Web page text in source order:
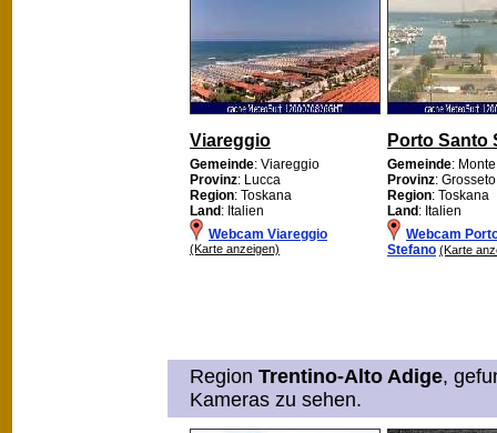
Viareggio
Gemeinde: Viareggio
Provinz: Lucca
Region: Toskana
Land: Italien
Webcam Viareggio
(Karte anzeigen)
Porto Santo
Gemeinde:
Provinz: Grosseto
Region: Toskana
Land: Italien
Webcam
Stefano (Karte
Region Trentino-Alto Adige,
Kameras zu sehen.